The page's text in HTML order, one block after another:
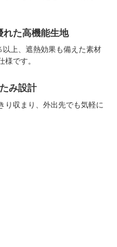
れた高機能生地
上、遮熱効果も備えた素材
様です。
み設計
り収まり、外出先でも気軽に